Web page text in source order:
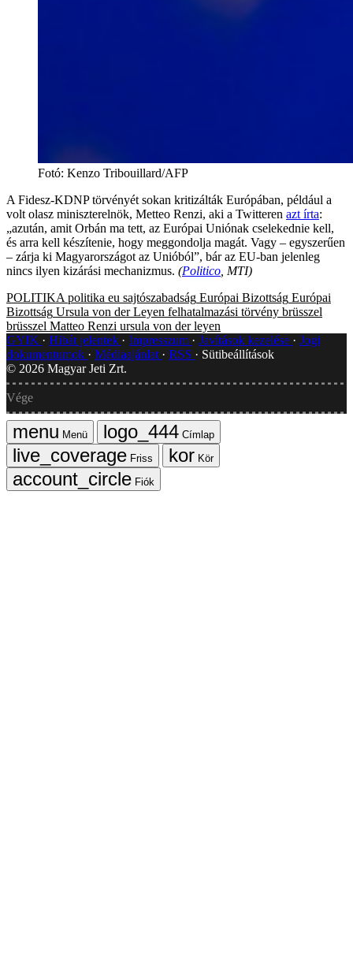
Fotó: Kenzo Tribouillard/AFP
A Fidesz-KDNP törvényét sokan kritizálták Európában, például a
volt olasz miniszterelnök, Metteo Renzi, aki a Twitteren azt írta:
„azután, amit Orbán ma tett, az Európai Uniónak cselekednie kell,
és arra kell készítenie, hogy meggondolja magát. Vagy – egyszerűen
– zárja ki Magyarországot az Unióból”, bár az EU-ban jelenleg
nincs ilyen kizárási mechanizmus. (Politico , MTI)
POLITIKA politika eu sajtószabadság Európai Bizottság Európai
Bizottság Ursula von der Leyen felhatalmazási törvény brüsszel
brüsszel Matteo Renzi ursula von der leyen
GYIK
Hibát jelentek Impresszum Javítások kezelése
Jogi
dokumentumok
Médiaajánlat RSS
Sütibeállítások
© 2026 Magyar Jeti Zrt.
Vége
Menü
Címlap
Friss
Kör
Fiók